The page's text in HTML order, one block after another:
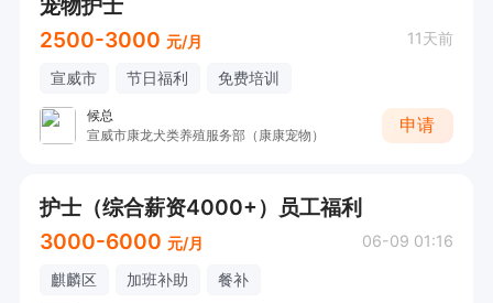
宠物护士
2500-3000 元/月 11天前
宣威市 节日福利 免费培训
候总
宣威市康龙犬类养殖服务部（康康宠物）
申请
护士（综合薪资4000+）员工福利
3000-6000 元/月 06-09 01:16
麒麟区 加班补助 餐补